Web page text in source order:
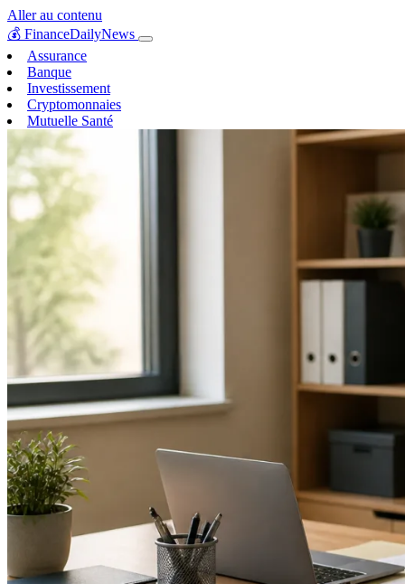
Aller au contenu
💰 FinanceDailyNews
Assurance
Banque
Investissement
Cryptomonnaies
Mutuelle Santé